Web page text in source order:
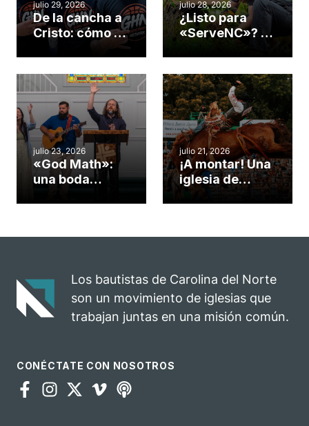
julio 29, 2026
De la cancha a
Cristo: cómo el
gimnasio de
Cary se
convirtió en un
insólito campo
misionero te
cuento
julio 28, 2026
¿Listo para
«ServeNC»? 4
obra de Dios
durante la
Semana
ServeNC
julio 23, 2026
«God Math»:
una boda
celebra el
julio 21, 2026
¡A montar! Una
iglesia de
rodeo anual en
para el
ministerio
Los bautistas de Carolina del Norte
son un movimiento de iglesias que
trabajan juntas en una misión común.
CONÉCTATE CON NOSOTROS